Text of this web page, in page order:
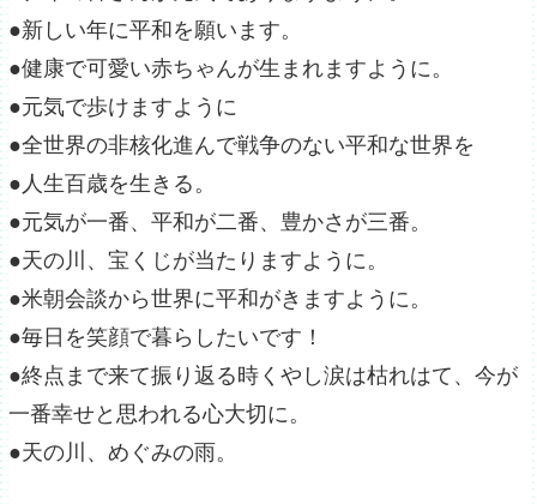
●新しい年に平和を願います。
●健康で可愛い赤ちゃんが生まれますように。
●元気で歩けますように
●全世界の非核化進んで戦争のない平和な世界を
●人生百歳を生きる。
●元気が一番、平和が二番、豊かさが三番。
●天の川、宝くじが当たりますように。
●米朝会談から世界に平和がきますように。
●毎日を笑顔で暮らしたいです！
●終点まで来て振り返る時くやし涙は枯れはて、今が
一番幸せと思われる心大切に。
●天の川、めぐみの雨。